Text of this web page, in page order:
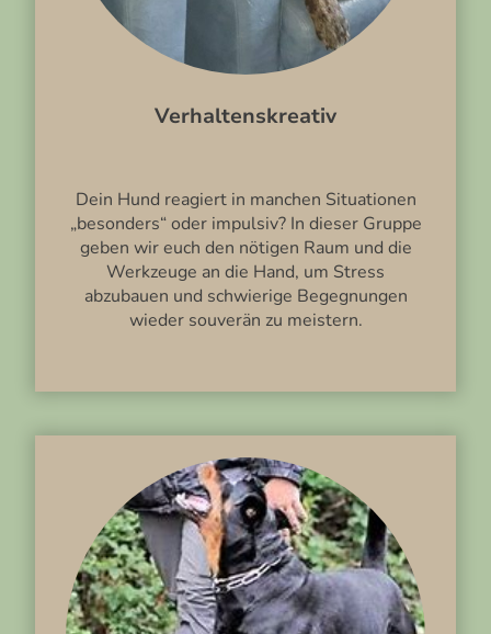
Verhaltenskreativ
Dein Hund reagiert in manchen Situationen
„besonders“ oder impulsiv? In dieser Gruppe
geben wir euch den nötigen Raum und die
Werkzeuge an die Hand, um Stress
abzubauen und schwierige Begegnungen
wieder souverän zu meistern.